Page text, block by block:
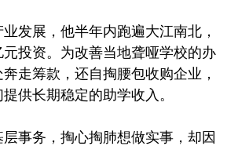
发展，他半年内跑遍大江南北，
投资。为改善当地聋哑学校的办
走筹款，还自掏腰包收购企业，
供长期稳定的助学收入。
事务，掏心掏肺想做实事，却因